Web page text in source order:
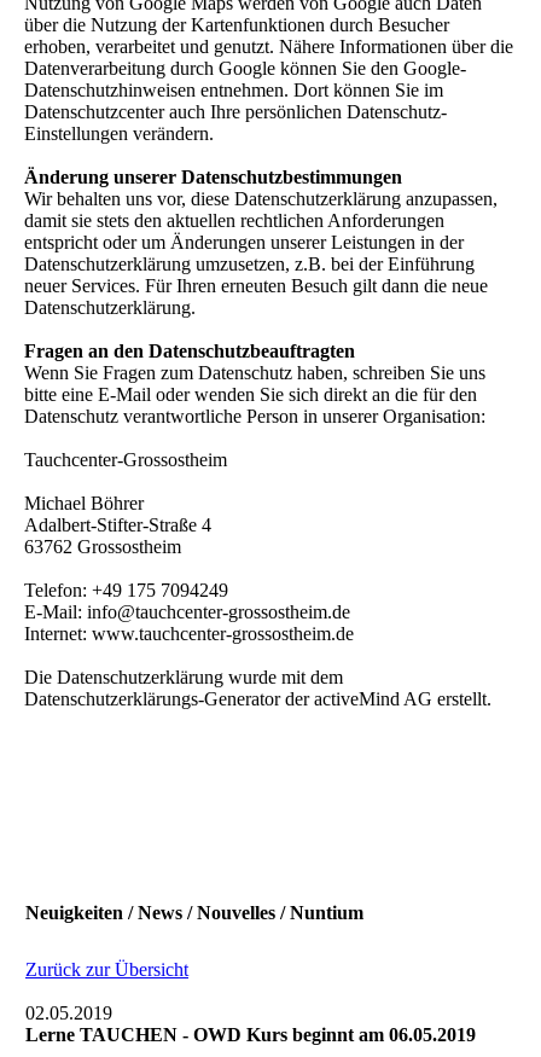
über die Nutzung der Kartenfunktionen durch Besucher
erhoben, verarbeitet und genutzt. Nähere Informationen über die
Datenverarbeitung durch Google können Sie den Google-
Datenschutzhinweisen entnehmen. Dort können Sie im
Datenschutzcenter auch Ihre persönlichen Datenschutz-
Einstellungen verändern.
Änderung unserer Datenschutzbestimmungen
Wir behalten uns vor, diese Datenschutzerklärung anzupassen,
damit sie stets den aktuellen rechtlichen Anforderungen
entspricht oder um Änderungen unserer Leistungen in der
Datenschutzerklärung umzusetzen, z.B. bei der Einführung
neuer Services. Für Ihren erneuten Besuch gilt dann die neue
Datenschutzerklärung.
Fragen an den Datenschutzbeauftragten
Wenn Sie Fragen zum Datenschutz haben, schreiben Sie uns
bitte eine E-Mail oder wenden Sie sich direkt an die für den
Datenschutz verantwortliche Person in unserer Organisation:
Tauchcenter-Grossostheim
Michael Böhrer
Adalbert-Stifter-Straße 4
63762 Grossostheim
Telefon: +49 175 7094249
E-Mail: info@tauchcenter-grossostheim.de
Internet: www.tauchcenter-grossostheim.de
Die Datenschutzerklärung wurde mit dem
Datenschutzerklärungs-Generator der activeMind AG erstellt.
Neuigkeiten / News / Nouvelles / Nuntium
Zurück zur Übersicht
02.05.2019
Lerne TAUCHEN - OWD Kurs beginnt am 06.05.2019